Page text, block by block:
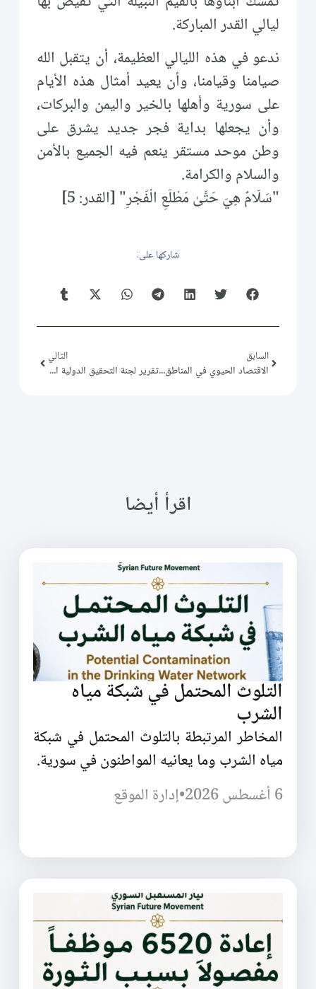
ليالي القدر المباركة.
ندعو في هذه الليالي العظيمة، أن يتقبل الله
صيامنا وقيامنا، وأن يعيد أمثال هذه الأيام
على سورية وأهلها بالخير واليمن والبركات،
وأن يجعلها بداية فجر جديد يشرق على
وطن موحد مستقر ينعم فيه الجميع بالأمن
والسلام والكرامة.
"سَلَامٌ هِيَ حَتَّىٰ مَطْلَعِ الْفَجْرِ" [القدر: 5]
شاركها على:
السابق
الاقتصاد الحيوي في المناطق الحضرية السورية
التالي
تقرير لجنة التحقيق الدولية المستقلة المعنية بسورية
اقرأ أيضا
التلوث المحتمل في شبكة مياه
الشرب
المخاطر المرتبطة بالتلوث المحتمل في شبكة
مياه الشرب وما يعانيه المواطنون في سورية.
6 أغسطس 2026
•إدارة الموقع